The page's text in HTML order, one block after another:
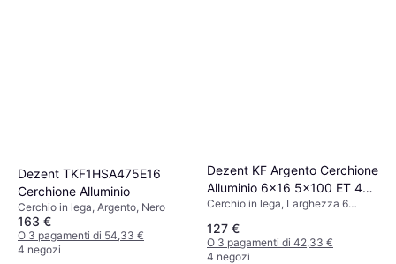
Dezent TKF1HSA475E16
Cerchione Alluminio
Cerchio in lega, Argento, Nero
163 €
O 3 pagamenti di 54,33 €
4 negozi
Dezent KF Argento Cerchione
Alluminio 6x16 5x100 ET 45
Silver
Cerchio in lega, Larghezza 6
Argento
127 €
O 3 pagamenti di 42,33 €
4 negozi